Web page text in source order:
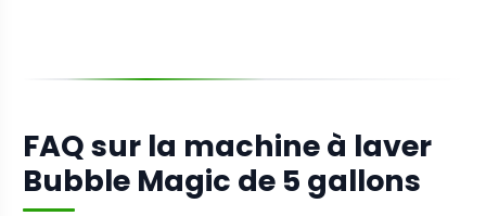
FAQ sur la machine à laver
Bubble Magic de 5 gallons